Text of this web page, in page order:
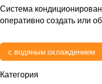
Система
оперативно создать или
с водяным охлаждением
Категория